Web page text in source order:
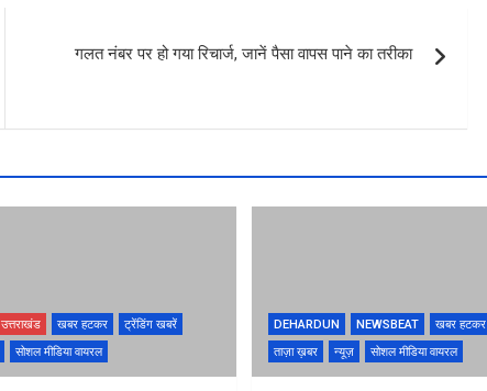
गलत नंबर पर हो गया रिचार्ज, जानें पैसा वापस पाने का तरीका
उत्तराखंड खबर हटकर
ट्रेंडिंग खबरें
सोशल मीडिया वायरल
DEHARDUN NEWSBEAT खबर हटकर
ताज़ा ख़बर
न्यूज़ सोशल मीडिया वायरल